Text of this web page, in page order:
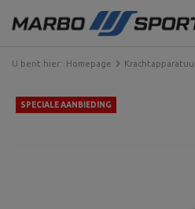
U bent hier: Homepage
SPECIALE AANBIEDING